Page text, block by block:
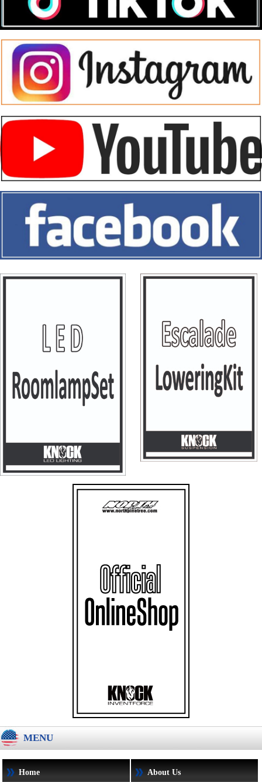
MENU
Home About Us